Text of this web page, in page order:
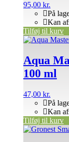
95,00 kr.
På
Kan
Tilføj til kurv
Aqua
100 ml
47,00 kr.
På
Kan
Tilføj til kurv
Dette